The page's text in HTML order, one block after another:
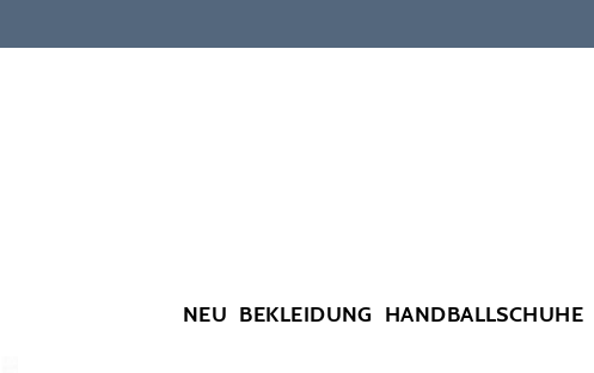
NEU BEKLEIDUNG HANDBALLSCHUHE